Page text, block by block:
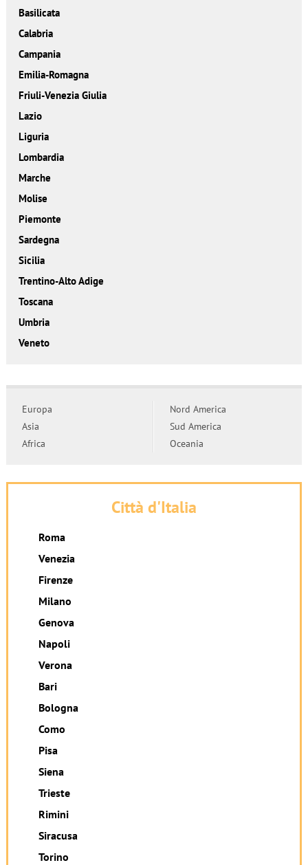
Basilicata
Calabria
Campania
Emilia-Romagna
Friuli-Venezia Giulia
Lazio
Liguria
Lombardia
Marche
Molise
Piemonte
Sardegna
Sicilia
Trentino-Alto Adige
Toscana
Umbria
Veneto
Europa
Asia
Africa
Nord America
Sud America
Oceania
Città d'Italia
Roma
Venezia
Firenze
Milano
Genova
Napoli
Verona
Bari
Bologna
Como
Pisa
Siena
Trieste
Rimini
Siracusa
Torino